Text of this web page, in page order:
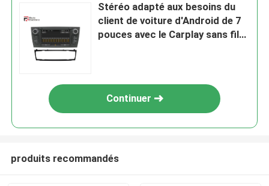
Stéréo adapté aux besoins du
client de voiture d'Android de 7
pouces avec le Carplay sans fil
Continuer
produits recommandés